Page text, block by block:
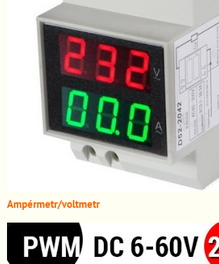
Ampérmetr/voltmetr